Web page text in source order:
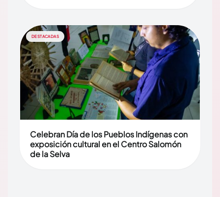
DESTACADAS
Celebran Día de los Pueblos Indígenas con
exposición cultural en el Centro Salomón
de la Selva